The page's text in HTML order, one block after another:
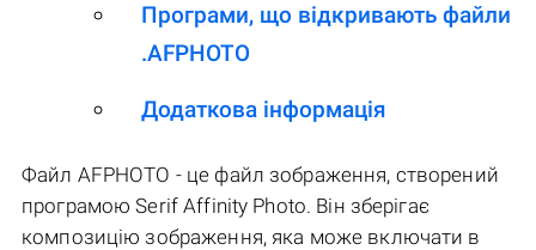
Програми, що відкривають файли
.AFPHOTO
Додаткова інформація
Файл AFPHOTO - це файл зображення, створений
програмою Serif Affinity Photo. Він зберігає
композицію зображення, яка може включати в